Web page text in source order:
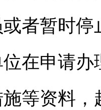
者暂时
在申请
等资料